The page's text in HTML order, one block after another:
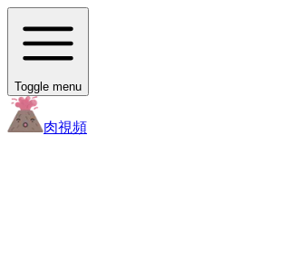
Toggle menu
肉視頻